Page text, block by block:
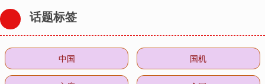
话题标签
中国 国机